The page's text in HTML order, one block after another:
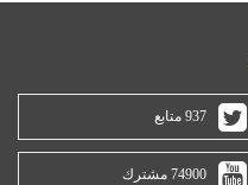
937 متابع
74900 مشترك